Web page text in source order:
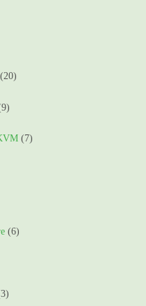
(20)
(7)
(6)